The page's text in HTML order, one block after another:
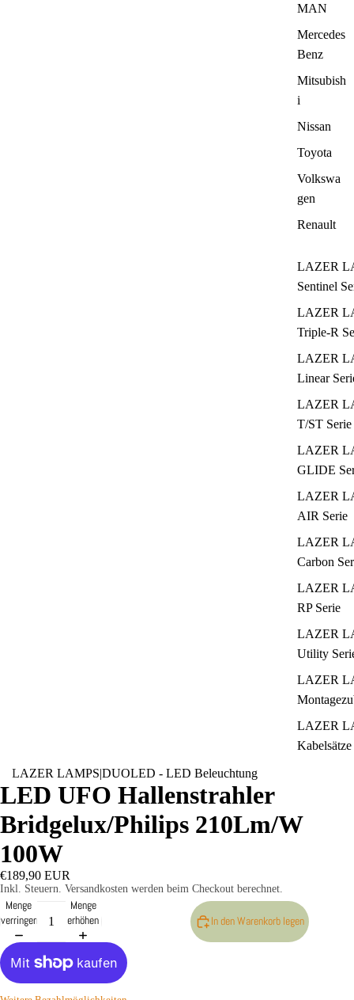
MAN
Mercedes
Benz
Mitsubish
i
Nissan
Toyota
Volkswa
gen
Renault
LAZER
Sentinel
LAZER
Triple-R
LAZER
Linear
LAZER
T/ST Serie
LAZER
GLIDE
LAZER
AIR Serie
LAZER
Carbon
LAZER
RP Serie
LAZER
Utility
LAZER
LAZER
Kabelsätze
LAZER LAMPS|DUOLED - LED Beleuchtung
LED UFO Hallenstrahler
Bridgelux/Philips 210Lm/W
100W
€189,90 EUR
Inkl. Steuern. Versandkosten werden beim Checkout berechnet.
Menge
verringern
Menge
erhöhen
In den Warenkorb legen